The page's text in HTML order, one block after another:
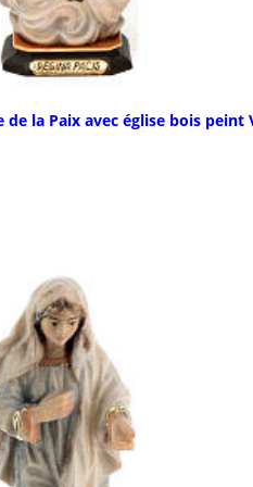
la Paix avec église bois peint